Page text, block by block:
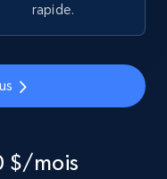
Commencer
number,
rapide.
$/mois